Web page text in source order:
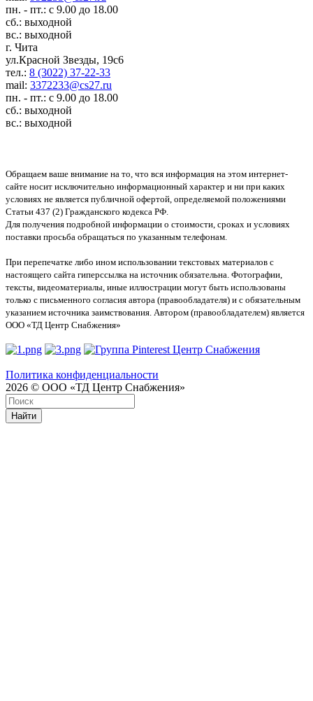
пн. - пт.: с 9.00 до 18.00
сб.: выходной
вс.: выходной
г. Чита
ул.Красной Звезды, 19с6
тел.: 8 (3022) 37-22-33
mail: 3372233@cs27.ru
пн. - пт.: с 9.00 до 18.00
сб.: выходной
вс.: выходной
Обращаем ваше внимание на то, что вся информация на этом интернет-
сайте носит исключительно информационный характер и ни при каких
условиях не является публичной офертой, определяемой положениями
Статьи 437 (2) Гражданского кодекса РФ.
Для получения подробной информации о стоимости, сроках и условиях
поставки просьба обращаться по указанным телефонам.
При перепечатке либо ином использовании текстовых материалов с
настоящего сайта гиперссылка на источник обязательна. Фотографии,
тексты, видеоматериалы, иные иллюстрации могут быть использованы
только с письменного согласия автора (правообладателя) и с обязательным
указанием источника заимствования. Автором (правообладателем) является
ООО «ТД Центр Снабжения»
Политика конфиденциальности
2026 © ООО «ТД Центр Снабжения»
Найти